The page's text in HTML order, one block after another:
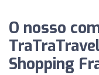
O nosso
Shopping